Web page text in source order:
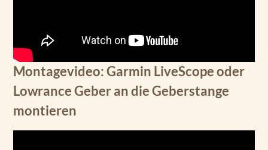
Montagevideo: Garmin LiveScope oder
Lowrance Geber an die Geberstange
montieren